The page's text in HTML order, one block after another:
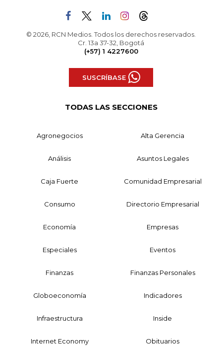
© 2026, RCN Medios. Todos los derechos reservados.
Cr. 13a 37-32, Bogotá
(+57) 1 4227600
SUSCRÍBASE
TODAS LAS SECCIONES
Agronegocios Alta Gerencia
Análisis Asuntos Legales
Caja Fuerte Comunidad Empresarial
Consumo Directorio Empresarial
Economía Empresas
Especiales Eventos
Finanzas Finanzas Personales
Globoeconomía Indicadores
Infraestructura Inside
Internet Economy Obituarios